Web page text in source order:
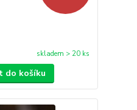
skladem > 20 ks
do košíku